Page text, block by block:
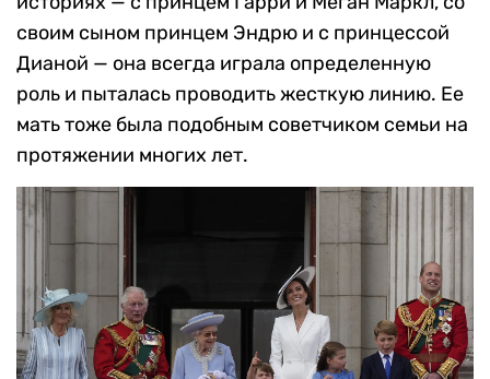
своим сыном принцем Эндрю и с принцессой
Дианой — она всегда играла определенную
роль и пыталась проводить жесткую линию. Ее
мать тоже была подобным советчиком семьи на
протяжении многих лет.